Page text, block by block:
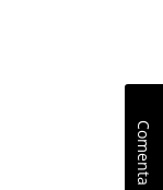
Comenta